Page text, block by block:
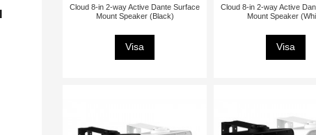
Cloud 8-in 2-way Active Dante Surface
Mount Speaker (Black)
Visa
Cloud 8-in 2-way Active
Mount Speaker
Visa